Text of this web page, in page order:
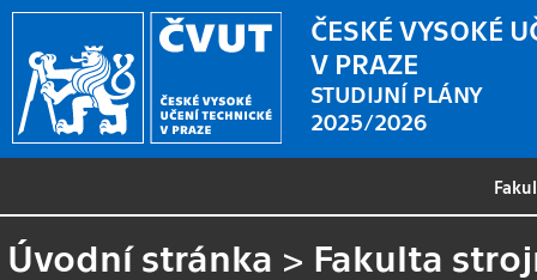
ČESKÉ VYSOKÉ
V PRAZE
STUDIJNÍ PLÁNY
2025/2026
Úvodní stránka > Fakulta